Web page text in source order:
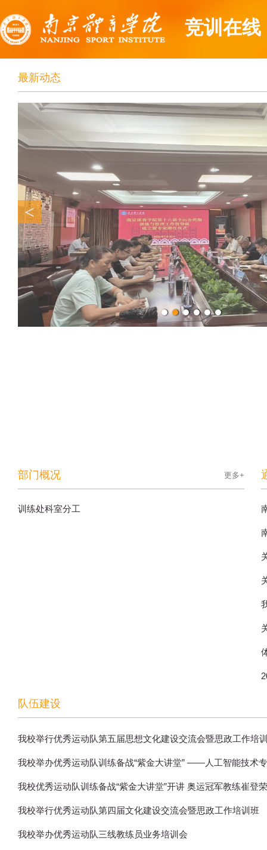
竞训在线
最新动态
<
部门概况 更多+
训练处科室分工
队伍建设
我校举行优秀运动队第五届思想文化建设交流会暨思政工作培
我校举办优秀运动队训练备战“紫金大讲堂” ——人工智能技术
我校优秀运动队训练备战“紫金大讲堂”开讲 奥运冠军教练崔登
我校举行优秀运动队第四届文化建设交流会暨思政工作培训班
我校举办优秀运动队三线教练员业务培训会